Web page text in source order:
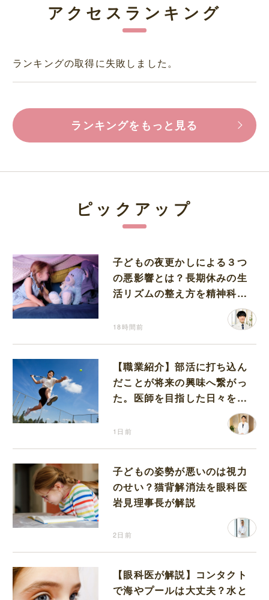
アクセスランキング
ランキングの取得に失敗しました。
ランキングをもっと見る
ピックアップ
子どもの夜更かしによる３つ
の悪影響とは？長期休みの生
活リズムの整え方を精神科医
18時間前
【職業紹介】部活に打ち込ん
だことが将来の興味へ繋がっ
た。医師を目指した日々を振
1日前
子どもの姿勢が悪いのは視力
のせい？猫背解消法を眼科医
岩見理事長が解説
2日前
【眼科医が解説】コンタクト
で海やプールは大丈夫？水と